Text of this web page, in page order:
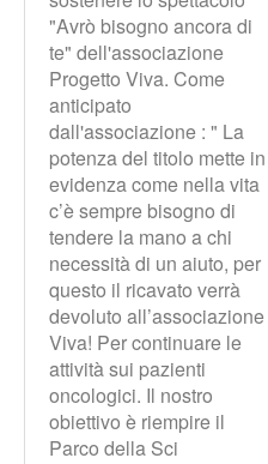
"Avrò bisogno ancora di
te" dell'associazione
Progetto Viva. Come
anticipato
dall'associazione : " La
potenza del titolo mette in
evidenza come nella vita
c’è sempre bisogno di
tendere la mano a chi
necessità di un aiuto, per
questo il ricavato verrà
devoluto all’associazione
Viva! Per continuare le
attività sui pazienti
oncologici. Il nostro
obiettivo è riempire il
Parco della Sci